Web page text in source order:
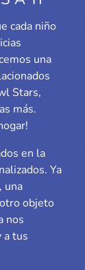
cada niño
una
Stars,
más.
en la
Ya
una
objeto
nos
a tus